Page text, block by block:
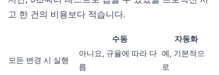
고 한 건의 비용보다 적습니다.
수동 자동화
모든 변경 시 실행
아니요, 규율에 따라 다
름
예, 기본적으
로